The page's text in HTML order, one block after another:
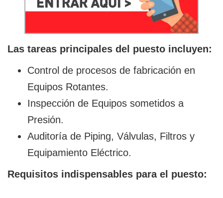
Las tareas principales del puesto incluyen:
Control de procesos de fabricación en
Equipos Rotantes.
Inspección de Equipos sometidos a
Presión.
Auditoría de Piping, Válvulas, Filtros y
Equipamiento Eléctrico.
Requisitos indispensables para el puesto: